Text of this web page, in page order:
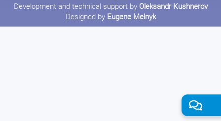
Development and technical support by Oleksandr Kushnerov
Designed by Eugene Melnyk